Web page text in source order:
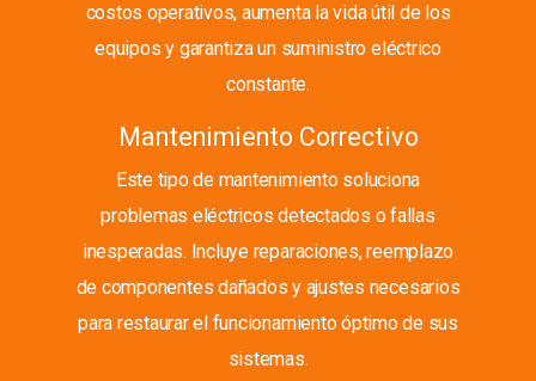
costos operativos, aumenta la vida útil de los
equipos y garantiza un suministro eléctrico
constante.
Mantenimiento Correctivo
Este tipo de mantenimiento soluciona
problemas eléctricos detectados o fallas
inesperadas. Incluye reparaciones, reemplazo
de componentes dañados y ajustes necesarios
para restaurar el funcionamiento óptimo de sus
sistemas.